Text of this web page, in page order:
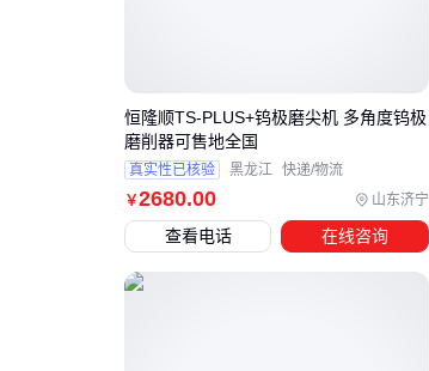
￥2680.00 山东济宁
恒隆顺TS-PLUS+钨极磨尖机 多角度钨极
磨削器可售地全国
真实性已核验 黑龙江 快递/物流
查看电话 在线咨询